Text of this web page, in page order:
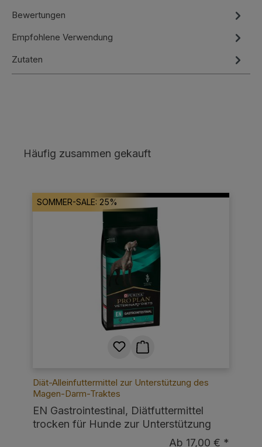
Bewertungen
Empfohlene Verwendung
Zutaten
Produktgalerie überspringen
Häufig zusammen gekauft
SOMMER-SALE: 25%
Diät-Alleinfuttermittel zur Unterstützung des
Magen-Darm-Traktes
EN Gastrointestinal, Diätfuttermittel
trocken für Hunde zur Unterstützung
Ab 17,00 € *